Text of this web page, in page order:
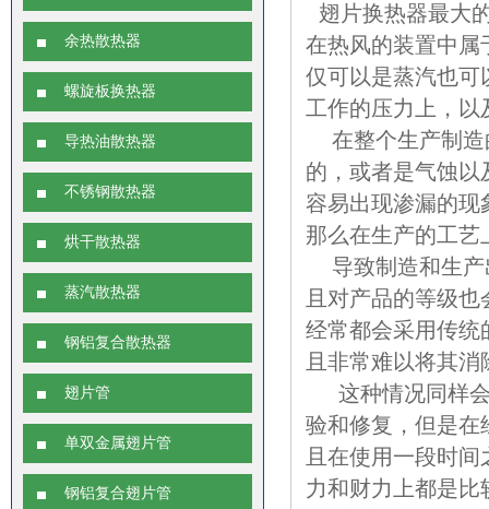
余热散热器
螺旋板换热器
导热油散热器
不锈钢散热器
烘干散热器
蒸汽散热器
钢铝复合散热器
翅片管
单双金属翅片管
钢铝复合翅片管
翅片换热器最大
在热风的装置中属
仅可以是蒸汽也可
工作的压力上，以
在整个生产制造
的，或者是气蚀
容易出现渗漏的现
那么在生产的工艺
导致制造和生产
且对产品的等级
经常都会采用传统
且非常难以将其消
这种情况同样会
验和修复，但是在
且在使用一段时
力和财力上都是比